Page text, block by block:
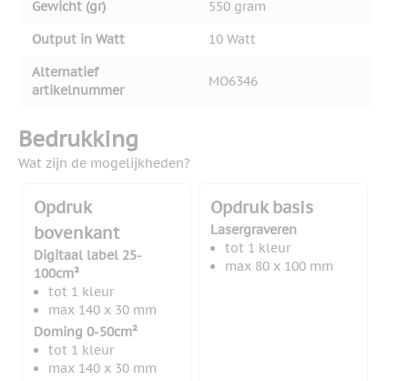
Gewicht (gr)
550 gram
Output in Watt
10 Watt
Alternatief
artikelnummer
MO6346
Bedrukking
Wat zijn de mogelijkheden?
Opdruk
bovenkant
Digitaal label 25-
100cm²
tot 1 kleur
max 140 x 30 mm
Doming 0-50cm²
tot 1 kleur
max 140 x 30 mm
Opdruk basis
Lasergraveren
tot 1 kleur
max 80 x 100 mm